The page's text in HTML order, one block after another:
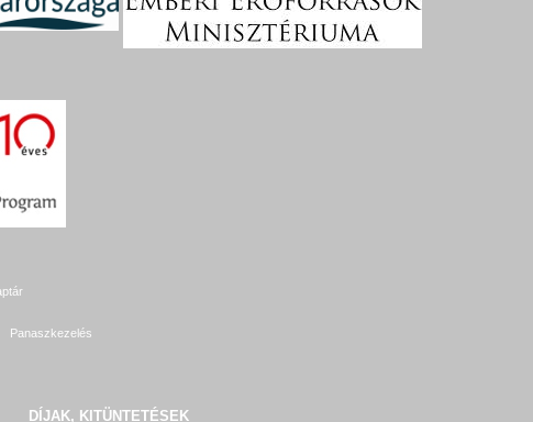
Panaszkezelés
DÍJAK, KITÜNTETÉSEK